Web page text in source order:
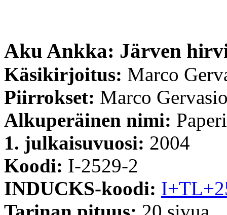
Aku Ankka: Järven
Käsikirjoitus: Marco
Piirrokset: Marco
Alkuperäinen nimi:
1. julkaisuvuosi: 2004
Koodi: I-2529-2
INDUCKS-koodi: